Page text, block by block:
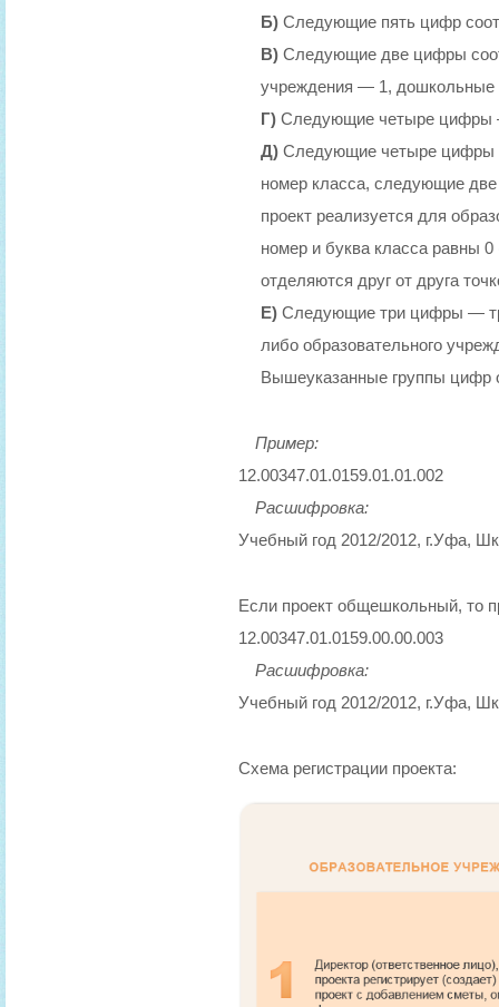
Б) Следующие пять цифр
В) Следующие две цифры
учреждения — 1,
Г) Следующие четыре цифры
Д) Следующие четыре цифры
номер класса, следующие
проект реализуется для
номер и буква класса равны
отделяются друг от друга
Е) Следующие три цифры —
либо образовательного
Вышеуказанные группы цифр
Пример:
12.00347.01.0159.01.01.002
Расшифровка:
Учебный год 2012/2012, г.Уфа,
Если проект общешкольный, то
12.00347.01.0159.00.00.003
Расшифровка:
Учебный год 2012/2012, г.Уфа,
Схема регистрации проекта: